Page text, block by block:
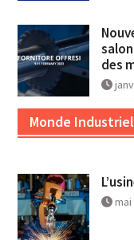
des
Monde Industriel
mai